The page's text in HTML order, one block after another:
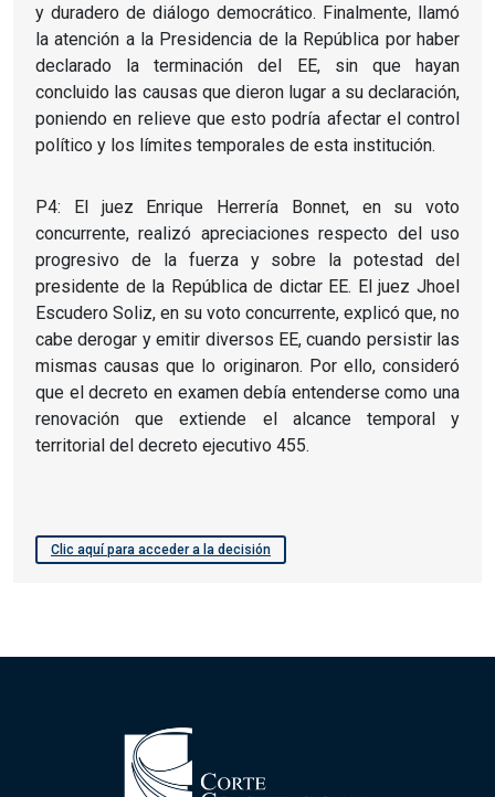
y duradero de diálogo democrático. Finalmente, llamó
la atención a la Presidencia de la República por haber
declarado la terminación del EE, sin que hayan
concluido las causas que dieron lugar a su declaración,
poniendo en relieve que esto podría afectar el control
político y los límites temporales de esta institución.
P4: El juez Enrique Herrería Bonnet, en su voto
concurrente, realizó apreciaciones respecto del uso
progresivo de la fuerza y sobre la potestad del
presidente de la República de dictar EE. El juez Jhoel
Escudero Soliz, en su voto concurrente, explicó que, no
cabe derogar y emitir diversos EE, cuando persistir las
mismas causas que lo originaron. Por ello, consideró
que el decreto en examen debía entenderse como una
renovación que extiende el alcance temporal y
territorial del decreto ejecutivo 455.
Clic aquí para acceder a la decisión